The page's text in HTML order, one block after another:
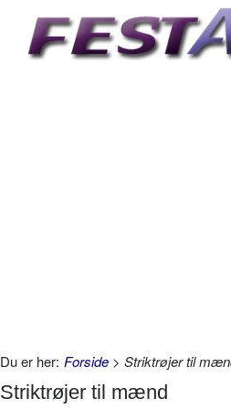
Du er her: Forside > Striktrøjer til
Striktrøjer til mænd